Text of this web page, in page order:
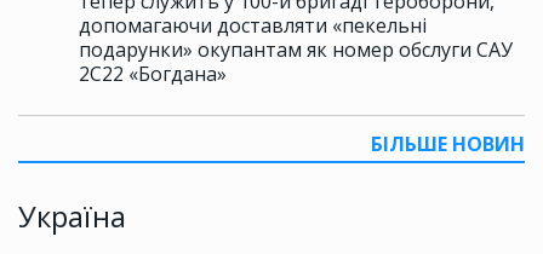
допомагаючи доставляти «пекельні
подарунки» окупантам як номер обслуги САУ
2С22 «Богдана»
БІЛЬШЕ НОВИН
Україна